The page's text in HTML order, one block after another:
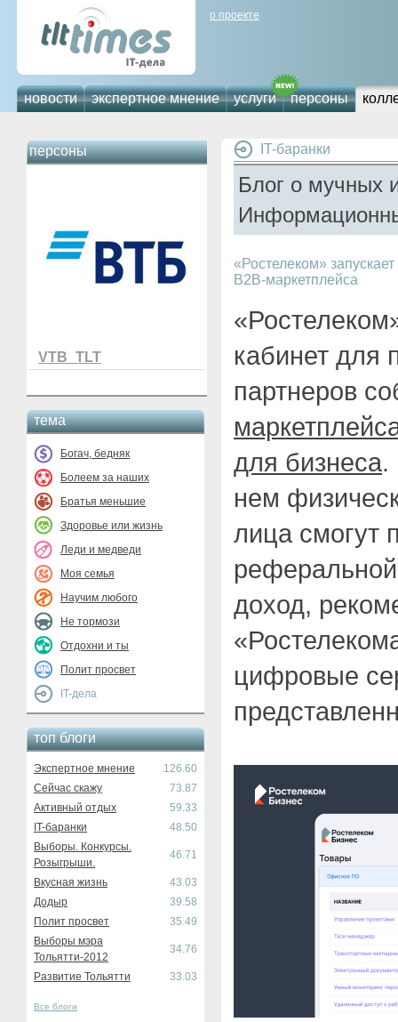
о проекте
новости экспертное мнение услуги персоны
персоны
VTB_TLT
тема
Богач, бедняк
Болеем за наших
Братья меньшие
Здоровье или жизнь
Леди и медведи
Моя семья
Научим любого
Не тормози
Отдохни и ты
Полит просвет
IT-дела
топ блоги
Экспертное мнение
126.60
Сейчас скажу
73.87
Активный отдых
59.33
IT-баранки
48.50
Выборы. Конкурсы.
Розыгрыши.
46.71
Вкусная жизнь
43.03
Додыр
39.58
Полит просвет
35.49
Выборы мэра
Тольятти-2012
34.76
Развитие Тольятти 33.03
Все блоги
IT-баранки
Блог о мучных
«Ростелеком»
B2B-маркетплейса
кабинет для
партнеров
для бизнеса.
нем
лица смогут
доход,
цифровые